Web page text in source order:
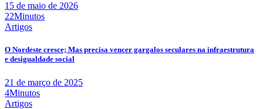
15 de maio de 2026
22Minutos
Artigos
O Nordeste cresce; Mas precisa vencer gargalos seculares na infraestrutura
e desigualdade social
21 de março de 2025
4Minutos
Artigos